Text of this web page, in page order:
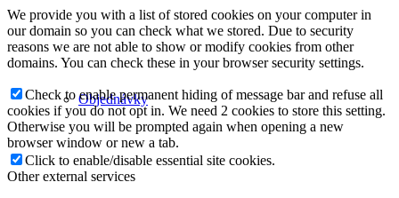
Objednávky
We provide you with a list of stored cookies on your computer in
our domain so you can check what we stored. Due to security
reasons we are not able to show or modify cookies from other
domains. You can check these in your browser security settings.
Check to enable permanent hiding of message bar and refuse all
cookies if you do not opt in. We need 2 cookies to store this setting.
Otherwise you will be prompted again when opening a new
browser window or new a tab.
Click to enable/disable essential site cookies.
Other external services